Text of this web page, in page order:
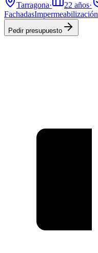
Tarragona· 22 años·
FachadasImpermeabilización
Pedir presupuesto